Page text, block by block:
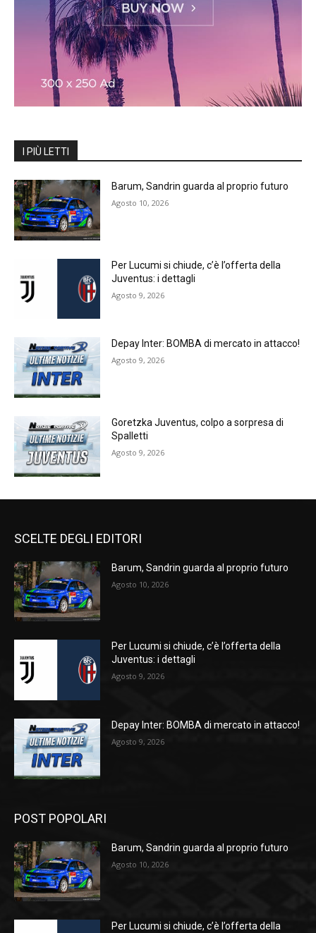
I PIÙ LETTI
Barum, Sandrin guarda al proprio futuro
Agosto 10, 2026
Per Lucumi si chiude, c’è l’offerta della
Juventus: i dettagli
Agosto 9, 2026
Depay Inter: BOMBA di mercato in attacco!
Agosto 9, 2026
Goretzka Juventus, colpo a sorpresa di
Spalletti
Agosto 9, 2026
SCELTE DEGLI EDITORI
Barum, Sandrin guarda al proprio futuro
Agosto 10, 2026
Per Lucumi si chiude, c’è l’offerta della
Juventus: i dettagli
Agosto 9, 2026
Depay Inter: BOMBA di mercato in attacco!
Agosto 9, 2026
POST POPOLARI
Barum, Sandrin guarda al proprio futuro
Agosto 10, 2026
Per Lucumi si chiude, c’è l’offerta della